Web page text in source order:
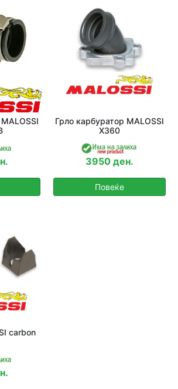
Грло карбуратор MALOSSI
X360
3950 ден.
Повеќе
carbon